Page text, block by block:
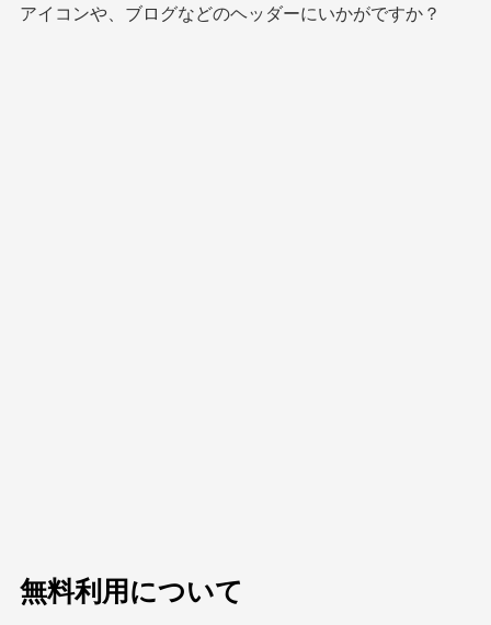
アイコンや、ブログなどのヘッダーにいかがですか？
無料利用について